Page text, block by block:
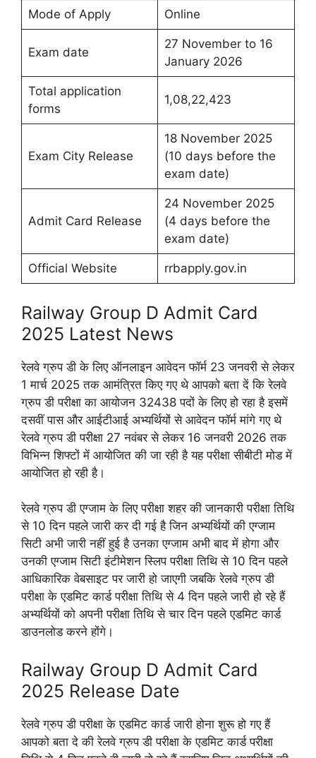
Mode of Apply Online
Exam date
27 November to 16
January 2026
Total application
forms
1,08,22,423
Exam City Release
18 November 2025
(10 days before the
exam date)
Admit Card Release
24 November 2025
(4 days before the
exam date)
Official Website rrbapply.gov.in
Railway Group D Admit Card
2025 Latest News
रेलवे ग्रुप डी के लिए ऑनलाइन आवेदन फॉर्म 23 जनवरी से लेकर
1 मार्च 2025 तक आमंत्रित किए गए थे आपको बता दें कि रेलवे
ग्रुप डी परीक्षा का आयोजन 32438 पदों के लिए हो रहा है इसमें
दसवीं पास और आईटीआई अभ्यर्थियों से आवेदन फॉर्म मांगे गए थे
रेलवे ग्रुप डी परीक्षा 27 नवंबर से लेकर 16 जनवरी 2026 तक
विभिन्न शिफ्टों में आयोजित की जा रही है यह परीक्षा सीबीटी मोड में
आयोजित हो रही है।
रेलवे ग्रुप डी एग्जाम के लिए परीक्षा शहर की जानकारी परीक्षा तिथि
से 10 दिन पहले जारी कर दी गई है जिन अभ्यर्थियों की एग्जाम
सिटी अभी जारी नहीं हुई है उनका एग्जाम अभी बाद में होगा और
उनकी एग्जाम सिटी इंटीमेशन स्लिप परीक्षा तिथि से 10 दिन पहले
आधिकारिक वेबसाइट पर जारी हो जाएगी जबकि रेलवे ग्रुप डी
परीक्षा के एडमिट कार्ड परीक्षा तिथि से 4 दिन पहले जारी हो रहे हैं
अभ्यर्थियों को अपनी परीक्षा तिथि से चार दिन पहले एडमिट कार्ड
डाउनलोड करने होंगे।
Railway Group D Admit Card
2025 Release Date
रेलवे ग्रुप डी परीक्षा के एडमिट कार्ड जारी होना शुरू हो गए हैं
आपको बता दे की रेलवे ग्रुप डी परीक्षा के एडमिट कार्ड परीक्षा